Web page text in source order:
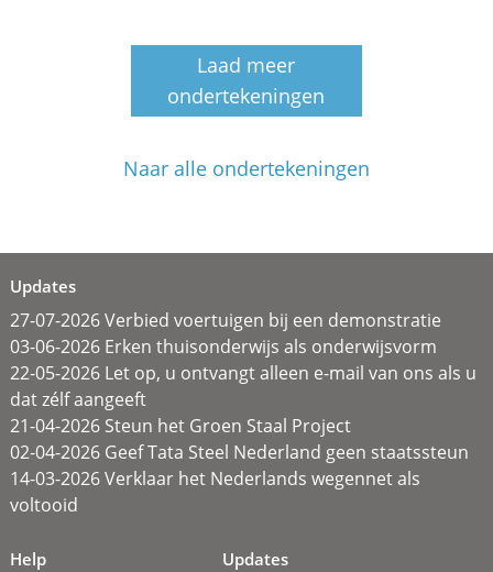
Laad meer
ondertekeningen
Naar alle ondertekeningen
Updates
27-07-2026 Verbied voertuigen bij een demonstratie
03-06-2026 Erken thuisonderwijs als onderwijsvorm
22-05-2026 Let op, u ontvangt alleen e-mail van ons als u
dat zélf aangeeft
21-04-2026 Steun het Groen Staal Project
02-04-2026 Geef Tata Steel Nederland geen staatssteun
14-03-2026 Verklaar het Nederlands wegennet als
voltooid
Help
Updates